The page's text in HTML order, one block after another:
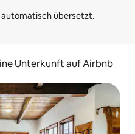
Unterkunft auf Airbnb